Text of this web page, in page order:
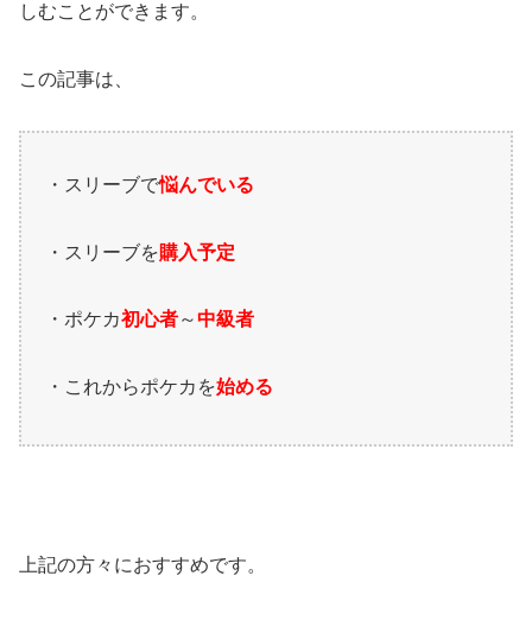
しむことができます。
この記事は、
・スリーブで悩んでいる
・スリーブを購入予定
・ポケカ初心者～中級者
・これからポケカを始める
上記の方々におすすめです。